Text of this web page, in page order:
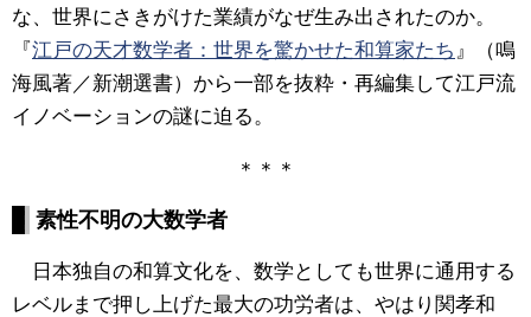
な、世界にさきがけた業績がなぜ生み出されたのか。
『江戸の天才数学者：世界を驚かせた和算家たち 』（鳴
海風著／新潮選書）から一部を抜粋・再編集して江戸流
イノベーションの謎に迫る。
＊＊＊
素性不明の大数学者
日本独自の和算文化を、数学としても世界に通用する
レベルまで押し上げた最大の功労者は、やはり関孝和